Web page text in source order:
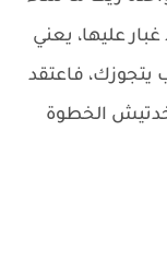
عليها، يعني
يتجوزك، فاعتقد
الخطوة